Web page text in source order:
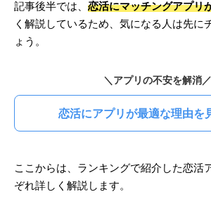
記事後半では、 恋活にマッチングアプリ
く解説しているため、気になる人は先に
ょう。
＼アプリの不安を解消／
恋活にアプリが最適な理由を
ここからは、ランキングで紹介した恋活
ぞれ詳しく解説します。